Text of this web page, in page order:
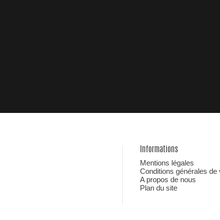
Informations
Mentions légales
Conditions générales de
A propos de nous
Plan du site